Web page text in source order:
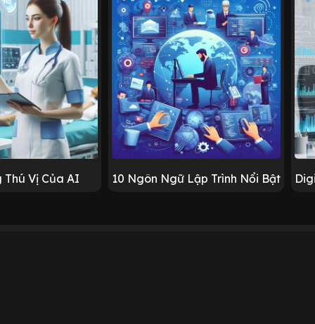
Thú Vị Của AI 10 Ngôn Ngữ Lập Trình Nổi Bật